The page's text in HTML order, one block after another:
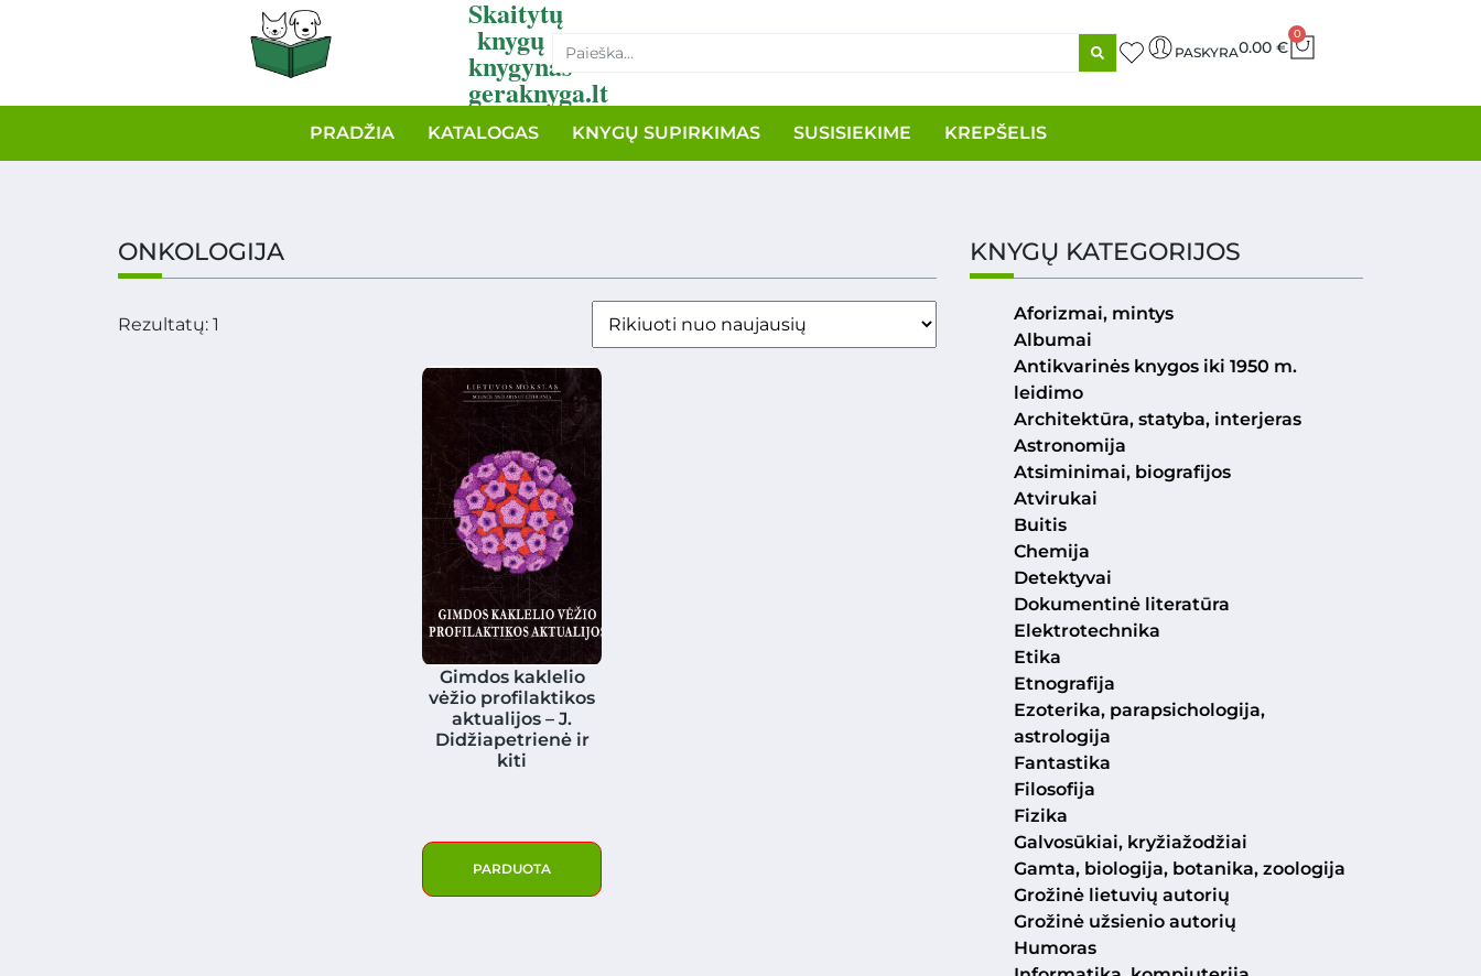
Skaitytų
knygų
knygynas
geraknyga.lt
PASKYRA0.00 €
0
PRADŽIA KATALOGAS KNYGŲ SUPIRKIMAS SUSISIEKIME KREPŠELIS
ONKOLOGIJA
Rezultatų: 1
Gimdos kaklelio
vėžio profilaktikos
aktualijos – J.
Didžiapetrienė ir
kiti
PARDUOTA
KNYGŲ KATEGORIJOS
Aforizmai, mintys
Albumai
Antikvarinės knygos iki 1950 m.
leidimo
Architektūra, statyba, interjeras
Astronomija
Atsiminimai, biografijos
Atvirukai
Buitis
Chemija
Detektyvai
Dokumentinė literatūra
Elektrotechnika
Etika
Etnografija
Ezoterika, parapsichologija,
astrologija
Fantastika
Filosofija
Fizika
Galvosūkiai, kryžiažodžiai
Gamta, biologija, botanika, zoologija
Grožinė lietuvių autorių
Grožinė užsienio autorių
Humoras